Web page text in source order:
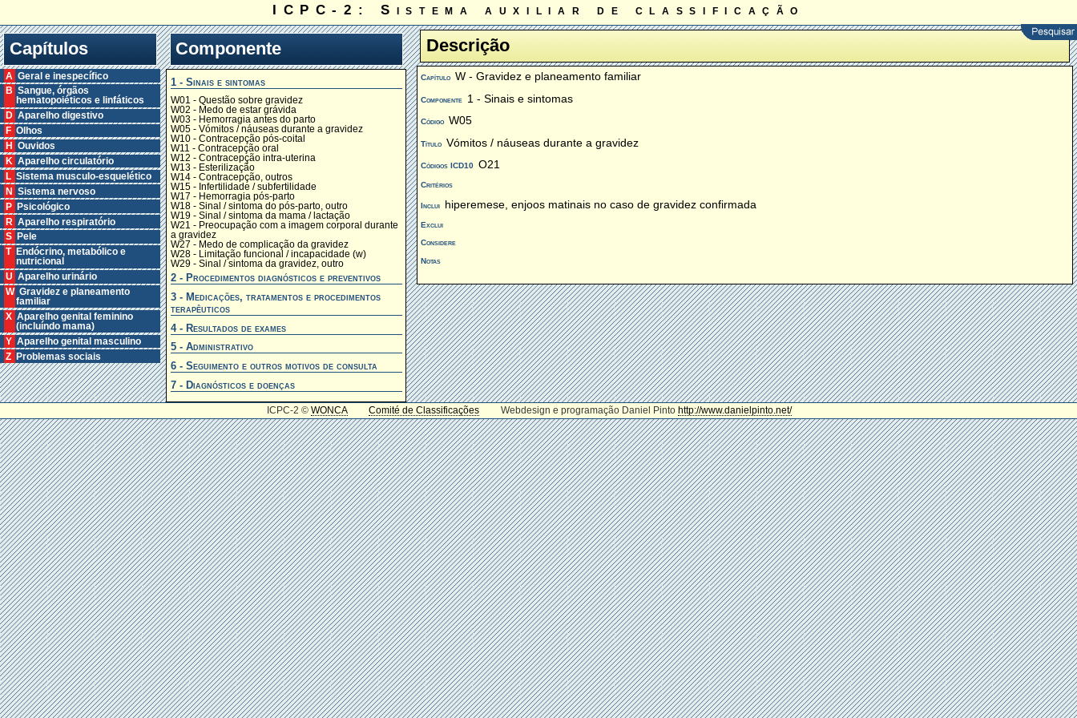
ICPC-2: Sistema auxiliar de classificação
Capítulos
A Geral e inespecífico
B Sangue, órgãos
hematopoiéticos e linfáticos
D Aparelho digestivo
F Olhos
H Ouvidos
K Aparelho circulatório
L Sistema musculo-esquelético
N Sistema nervoso
P Psicológico
R Aparelho respiratório
S Pele
T Endócrino, metabólico e
nutricional
U Aparelho urinário
W Gravidez e planeamento
familiar
X Aparelho genital feminino
(incluíndo mama)
Y Aparelho genital masculino
Z Problemas sociais
Componente
1 - Sinais e sintomas
W01 - Questão sobre gravidez
W02 - Medo de estar grávida
W03 - Hemorragia antes do parto
W05 - Vómitos / náuseas durante a gravidez
W10 - Contracepção pós-coital
W11 - Contracepção oral
W12 - Contracepção intra-uterina
W13 - Esterilização
W14 - Contracepção, outros
W15 - Infertilidade / subfertilidade
W17 - Hemorragia pós-parto
W18 - Sinal / sintoma do pós-parto, outro
W19 - Sinal / sintoma da mama / lactação
W21 - Preocupação com a imagem corporal durante
a gravidez
W27 - Medo de complicação da gravidez
W28 - Limitação funcional / incapacidade (w)
W29 - Sinal / sintoma da gravidez, outro
2 - Procedimentos diagnósticos e preventivos
3 - Medicações, tratamentos e procedimentos
terapêuticos
4 - Resultados de exames
5 - Administrativo
6 - Seguimento e outros motivos de consulta
7 - Diagnósticos e doenças
Descrição
Capítulo W - Gravidez e planeamento familiar
Componente 1 - Sinais e sintomas
Código W05
Título Vómitos / náuseas durante a gravidez
Códigos ICD10 O21
Critérios
Inclui hiperemese, enjoos matinais no caso de gravidez confirmada
Exclui
Considere
Notas
ICPC-2 ©WONCA Comité de Classificações Webdesign e programação Daniel Pinto http://www.danielpinto.net/